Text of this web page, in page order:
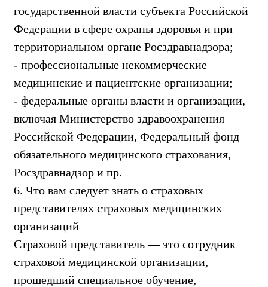
государственной власти субъекта Российской
Федерации в сфере охраны здоровья и при
территориальном органе Росздравнадзора;
- профессиональные некоммерческие
медицинские и пациентские организации;
- федеральные органы власти и организации,
включая Министерство здравоохранения
Российской Федерации, Федеральный фонд
обязательного медицинского страхования,
Росздравнадзор и пр.
6. Что вам следует знать о страховых
представителях страховых медицинских
организаций
Страховой представитель — это сотрудник
страховой медицинской организации,
прошедший специальное обучение,